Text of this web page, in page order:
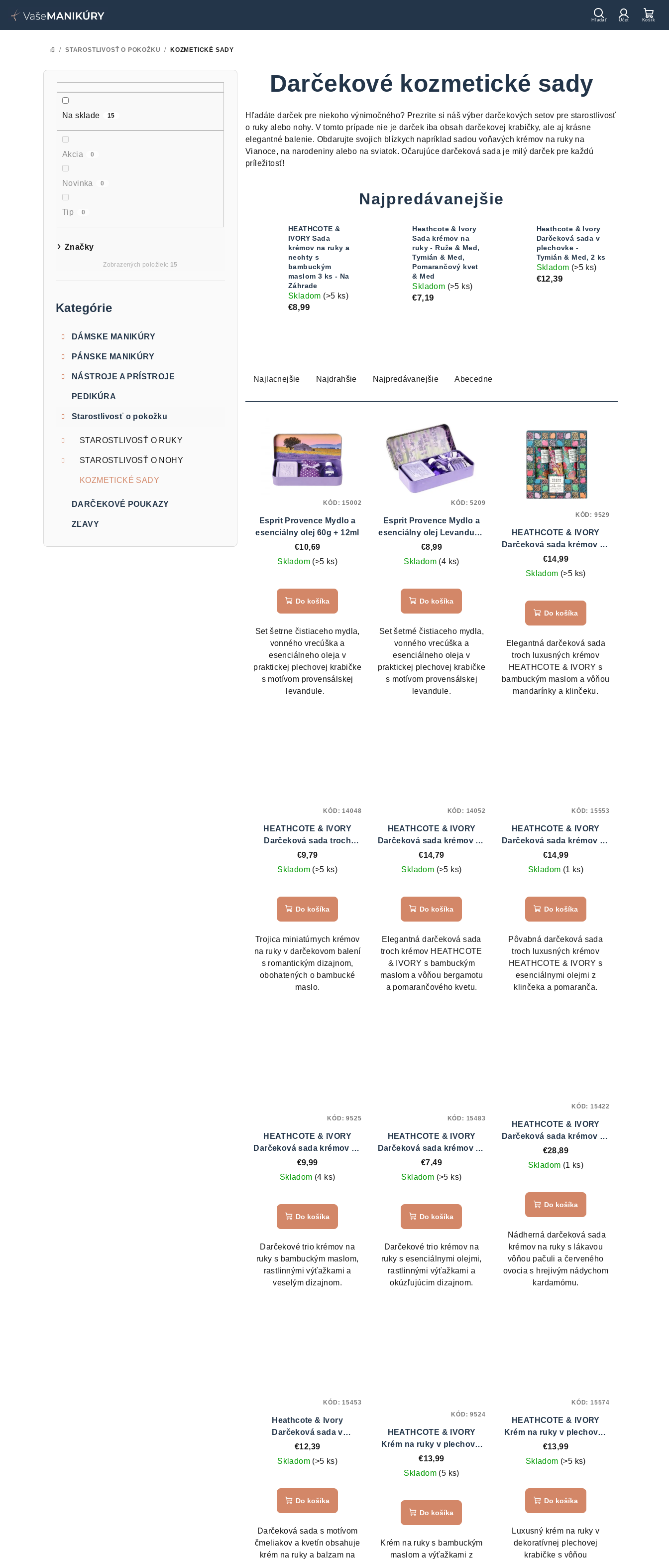
obsah
Hľadať
DOMOV
/ STAROSTLIVOSŤ O POKOŽKU / KOZMETICKÉ SADY
Na sklade 15
Akcia 0
Novinka 0
Tip 0
Značky
Zobrazených položiek: 15
Kategórie
DÁMSKE MANIKÚRY
PÁNSKE MANIKÚRY
NÁSTROJE A PRÍSTROJE
PEDIKÚRA
Starostlivosť o pokožku
STAROSTLIVOSŤ O RUKY
STAROSTLIVOSŤ O NOHY
KOZMETICKÉ SADY
DARČEKOVÉ POUKAZY
ZĽAVY
Darčekové kozmetické sady
Hľadáte darček pre niekoho výnimočného? Prezrite si náš výber darčekových setov pre starostlivosť
o ruky alebo nohy. V tomto prípade nie je darček iba obsah darčekovej krabičky, ale aj krásne
elegantné balenie. Obdarujte svojich blízkych napríklad sadou voňavých krémov na ruky na
Vianoce, na narodeniny alebo na sviatok. Očarujúce darčeková sada je milý darček pre každú
príležitosť!
Najpredávanejšie
HEATHCOTE &
IVORY Sada
krémov na ruky a
nechty s
bambuckým
maslom 3 ks - Na
Záhrade
Skladom (>5 ks)
€8,99
Heathcote & Ivory
Sada krémov na
ruky - Ruže & Med,
Tymián & Med,
Pomarančový kvet
& Med
Skladom (>5 ks)
€7,19
Heathcote & Ivory
Darčeková sada v
plechovke -
Tymián & Med, 2 ks
Skladom (>5 ks)
€12,39
a
d
o
Najlacnejšie Najdrahšie Najpredávanejšie Abecedne
v
Esprit Provence Mydlo a
esenciálny olej 60g + 12ml
€10,69
Skladom (>5 ks)
Do košíka
Set šetrne čistiaceho mydla,
vonného vrecúška a
esenciálneho oleja v
praktickej plechovej krabičke
s motívom provensálskej
levandule.
KÓD:15002
Esprit Provence Mydlo a
esenciálny olej Levanduľa,
60g+12ml
€8,99
Skladom (4 ks)
Do košíka
Set šetrné čistiaceho mydla,
vonného vrecúška a
esenciálneho oleja v
praktickej plechovej krabičke
s motívom provensálskej
levandule.
KÓD:5209
HEATHCOTE & IVORY
Darčeková sada krémov na
ruky 3 ks - Clementine &
Clove
€14,99
Skladom (>5 ks)
Do košíka
Elegantná darčeková sada
troch luxusných krémov
HEATHCOTE & IVORY s
bambuckým maslom a vôňou
mandarínky a klinčeku.
KÓD: 9529
HEATHCOTE & IVORY
Darčeková sada troch
krémov na ruky - Sweet
Pea
€9,79
Skladom (>5 ks)
Do košíka
Trojica miniatúrnych krémov
na ruky v darčekovom balení
s romantickým dizajnom,
obohatených o bambucké
maslo.
KÓD: 14048
HEATHCOTE & IVORY
Darčeková sada krémov na
ruky 3 ks - The Voyager
€14,79
Skladom (>5 ks)
Do košíka
Elegantná darčeková sada
troch krémov HEATHCOTE
& IVORY s bambuckým
maslom a vôňou bergamotu
a pomarančového kvetu.
KÓD: 14052
HEATHCOTE & IVORY
Darčeková sada krémov na
ruky 3 ks - Bird & Yare
€14,99
Skladom (1 ks)
Do košíka
Pôvabná darčeková sada
troch luxusných krémov
HEATHCOTE & IVORY s
esenciálnymi olejmi z
klinčeka a pomaranča.
KÓD: 15553
HEATHCOTE & IVORY
Darčeková sada krémov na
ruky 3 x 30 ml - Cloud Nine
Blooming Happy
€9,99
Skladom (4 ks)
Do košíka
Darčekové trio krémov na
ruky s bambuckým maslom,
rastlinnými výťažkami a
veselým dizajnom.
KÓD:9525
HEATHCOTE & IVORY
Darčeková sada krémov na
ruky 3 x 30 ml - Pomaranč,
Levanduľa & Rozmarín
€7,49
Skladom (>5 ks)
Do košíka
Darčekové trio krémov na
ruky s esenciálnymi olejmi,
rastlinnými výťažkami a
okúzľujúcim dizajnom.
KÓD: 15483
HEATHCOTE & IVORY
Darčeková sada krémov na
ruky 6 ks - Pačuli &
Červené bobule
€28,89
Skladom (1 ks)
Do košíka
Nádherná darčeková sada
krémov na ruky s lákavou
vôňou pačuli a červeného
ovocia s hrejivým nádychom
kardamómu.
KÓD: 15422
Heathcote & Ivory
Darčeková sada v
plechovke - Tymián & Med,
2 ks
€12,39
Skladom (>5 ks)
Do košíka
Darčeková sada s motívom
čmeliakov a kvetín obsahuje
krém na ruky a balzam na
KÓD: 15453
HEATHCOTE & IVORY
Krém na ruky v plechovej
dóze 100 ml - Flower of
Focus
€13,99
Skladom (5 ks)
Do košíka
Krém na ruky s bambuckým
maslom a výťažkami z
KÓD:9524
HEATHCOTE & IVORY
Krém na ruky v plechovke
Busy Bees - Pomarančový
kvet & Med
€13,99
Skladom (>5 ks)
Do košíka
Luxusný krém na ruky v
dekoratívnej plechovej
krabičke s vôňou
KÓD: 15574